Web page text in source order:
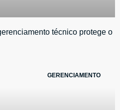
técnico protege o
GERENCIAMENTO